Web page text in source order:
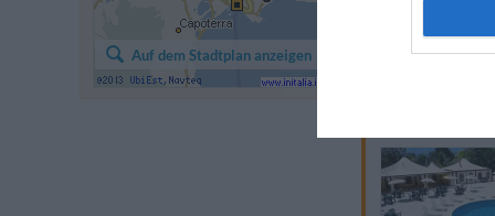
Auf dem Stadtplan anzeigen